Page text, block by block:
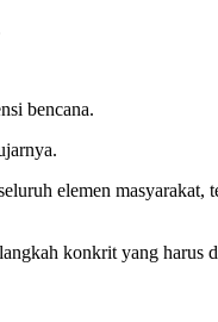
bencana.
elemen masyarakat,
konkrit yang harus